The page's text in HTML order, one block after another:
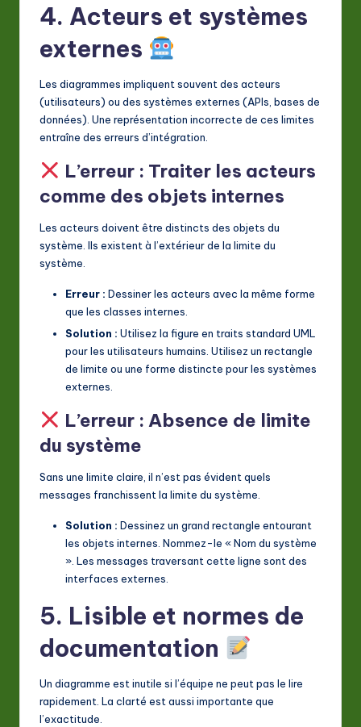
4. Acteurs et systèmes
externes
Les diagrammes impliquent souvent des acteurs
(utilisateurs) ou des systèmes externes (APIs, bases de
données). Une représentation incorrecte de ces limites
entraîne des erreurs d’intégration.
L’erreur : Traiter les acteurs
comme des objets internes
Les acteurs doivent être distincts des objets du
système. Ils existent à l’extérieur de la limite du
système.
Erreur : Dessiner les acteurs avec la même forme
que les classes internes.
Solution : Utilisez la figure en traits standard UML
pour les utilisateurs humains. Utilisez un rectangle
de limite ou une forme distincte pour les systèmes
externes.
L’erreur : Absence de limite
du système
Sans une limite claire, il n’est pas évident quels
messages franchissent la limite du système.
Solution : Dessinez un grand rectangle entourant
les objets internes. Nommez-le « Nom du système
». Les messages traversant cette ligne sont des
interfaces externes.
5. Lisible et normes de
documentation
Un diagramme est inutile si l’équipe ne peut pas le lire
rapidement. La clarté est aussi importante que
l’exactitude.